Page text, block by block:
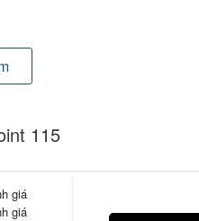
Point 115 Sub
115
giá
giá